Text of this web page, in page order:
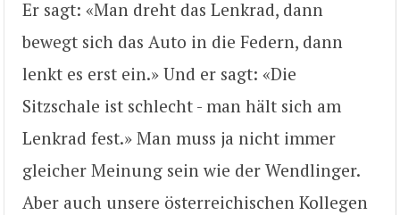
Er sagt: «Man dreht das Lenkrad, dann
bewegt sich das Auto in die Federn, dann
lenkt es erst ein.» Und er sagt: «Die
Sitzschale ist schlecht - man hält sich am
Lenkrad fest.» Man muss ja nicht immer
gleicher Meinung sein wie der Wendlinger.
Aber auch unsere österreichischen Kollegen